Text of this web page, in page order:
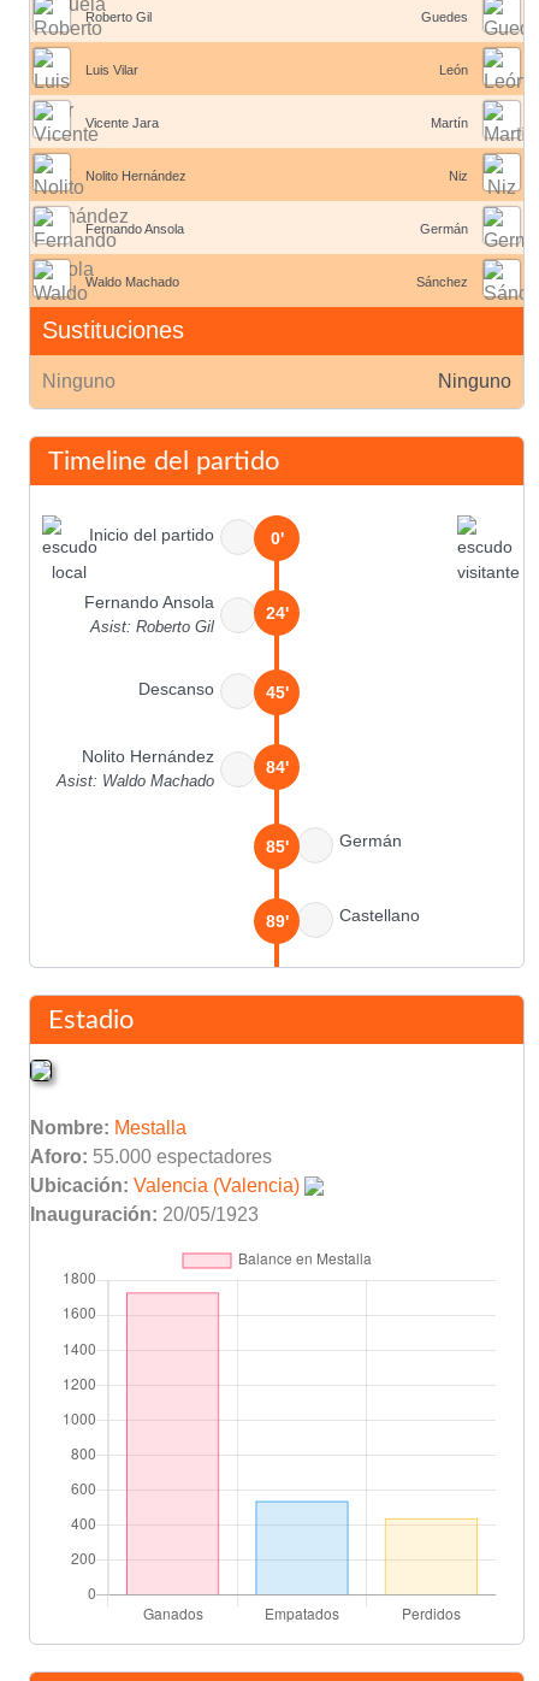
Roberto Gil
Luis Vilar
Vicente Jara
Nolito Hernández
Fernando Ansola
Waldo Machado
Sustituciones
Ninguno
Guedes
León
Martín
Niz
Germán
Sánchez
Ninguno
Timeline del partido
Inicio del partido 0'
Fernando Ansola
Asist: Roberto Gil
24'
Descanso 45'
Nolito Hernández
Asist: Waldo Machado
84'
Germán
85'
Castellano
89'
Final del partido 90'
Estadio
Nombre: Mestalla
Aforo: 55.000 espectadores
Ubicación: Valencia (Valencia)
Inauguración: 20/05/1923